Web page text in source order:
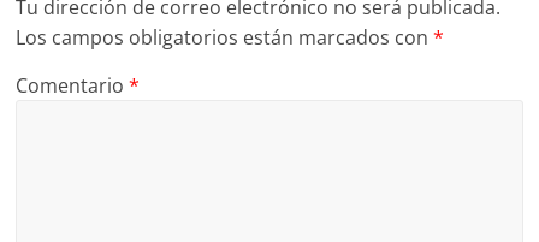
Tu dirección de correo electrónico no será publicada.
Los campos obligatorios están marcados con*
Comentario*